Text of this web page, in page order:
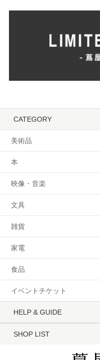
CATEGORY
美術品
本
映像・音楽
文具
雑貨
家電
食品
イベントチケット
HELP & GUIDE
SHOP LIST